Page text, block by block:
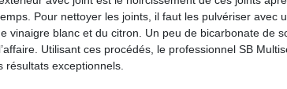
Pour nettoyer les joints, il faut les pulvériser avec
vinaigre blanc et du citron. Un peu de bicarbonate de
Utilisant ces procédés, le professionnel SB
résultats exceptionnels.